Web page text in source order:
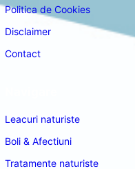
Politica de Cookies
Disclaimer
Contact
Leacuri naturiste
Boli & Afectiuni
Tratamente naturiste